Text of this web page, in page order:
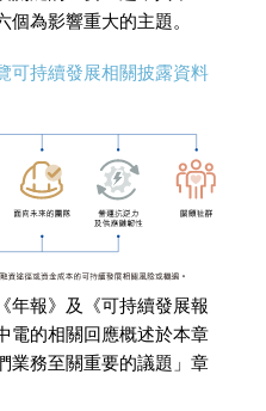
為影響重大的主題。
可持續發展相關披露資料
年報》及《可持續發展報
電的相關回應概述於本章
業務至關重要的議題」章